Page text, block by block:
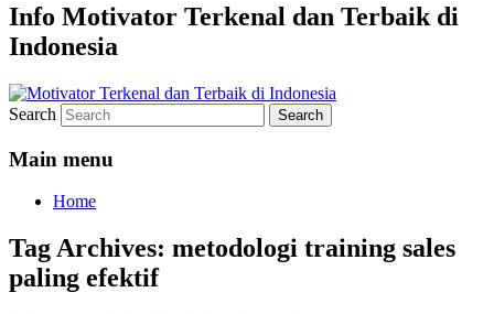
Info Motivator Terkenal dan Terbaik di
Indonesia
Search
Main menu
Home
Tag Archives: metodologi training sales
paling efektif